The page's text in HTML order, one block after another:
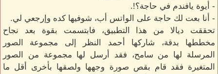
- أيوة يافندم في حاجة؟!.
- أنا بعت لك حاجة على الواتس أب، شوفيها كده وإرجعي لي.
تحققت ديالا من هذا التطبيق، فابتسمت بقوة بعد نجاح
مخططها بدقة، شاركها أحمد النظر إلى مجموعة الصور
المرسلة لها من سامح، فقد أرسل لها مجموعة من الصور
المتغيرة فقد قام بقص صورة وجهها ولصقها بأخرى أقل ما